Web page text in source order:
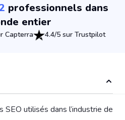
professionnels dans
entier
Capterra 4.4/5 sur Trustpilot
utilisés dans l’industrie de